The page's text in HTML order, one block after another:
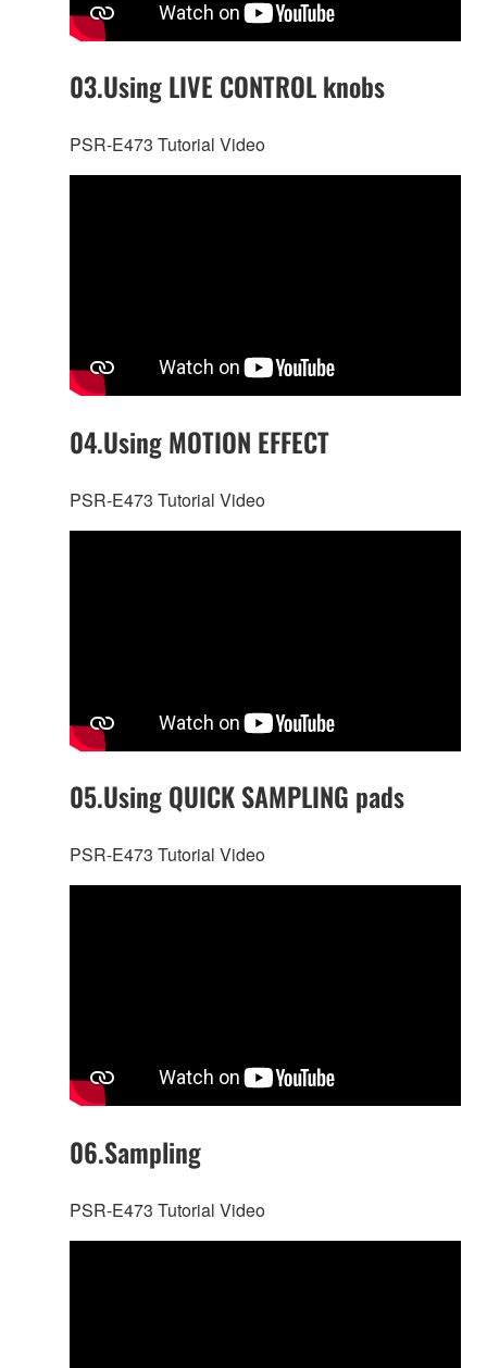
03.Using LIVE CONTROL knobs
PSR-E473 Tutorial Video
04.Using MOTION EFFECT
PSR-E473 Tutorial Video
05.Using QUICK SAMPLING pads
PSR-E473 Tutorial Video
06.Sampling
PSR-E473 Tutorial Video